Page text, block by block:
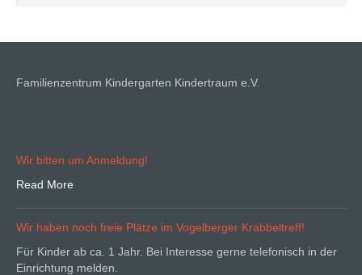
Familienzentrum Kindergarten Kindertraum e.V.
Wir bitten um Anmeldung!
Read More
Wir haben noch freie Plätze im Vogelberger Krabbeltreff!
Für Kinder ab ca. 1 Jahr. Bei Interesse gerne telefonisch in der
Einrichtung melden.